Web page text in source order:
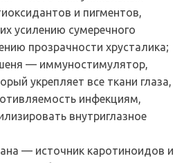
и пигментов,
усилению сумеречного
прозрачности хрусталика;
— иммуностимулятор,
укрепляет все ткани глаза,
инфекциям,
внутриглазное
— источник каротиноидов и